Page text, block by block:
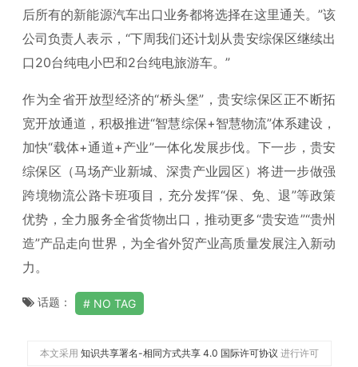
后所有的新能源汽车出口业务都将选择在这里通关。”该
公司负责人表示，“下周我们还计划从贵安综保区继续出
口20台纯电小巴和2台纯电旅游车。”
作为全省开放型经济的“桥头堡”，贵安综保区正不断拓
宽开放通道，积极推进“智慧综保+智慧物流”体系建设，
加快“载体+通道+产业”一体化发展步伐。下一步，贵安
综保区（马场产业新城、 深贵产业园区）将进一步做强
跨境物流公路卡班项目，充分发挥“保、免、退”等政策
优势，全力服务全省货物出口，推动更多“贵安造”“贵州
造”产品走向世界，为全省外贸产业高质量发展注入新动
力。
话题： NO TAG
本文采用 知识共享署名-相同方式共享 4.0 国际许可协议 进行许可